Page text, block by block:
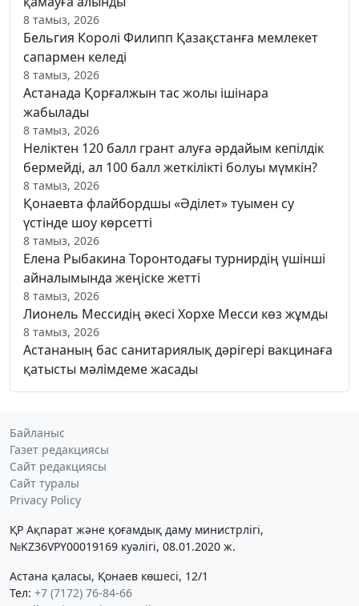
8 тамыз, 2026
Бельгия Королі Филипп Қазақстанға мемлекет
сапармен келеді
8 тамыз, 2026
Астанада Қорғалжын тас жолы ішінара
жабылады
8 тамыз, 2026
Неліктен 120 балл грант алуға әрдайым кепілдік
бермейді, ал 100 балл жеткілікті болуы мүмкін?
8 тамыз, 2026
Қонаевта флайбордшы «Әділет» туымен су
үстінде шоу көрсетті
8 тамыз, 2026
Елена Рыбакина Торонтодағы турнирдің үшінші
айналымында жеңіске жетті
8 тамыз, 2026
Лионель Мессидің әкесі Хорхе Месси көз жұмды
8 тамыз, 2026
Астананың бас санитариялық дәрігері вакцинаға
қатысты мәлімдеме жасады
Байланыс
Газет редакциясы
Сайт редакциясы
Сайт туралы
Privacy Policy
ҚР Ақпарат және қоғамдық даму министрлігі,
№KZ36VPY00019169 куәлігі, 08.01.2020 ж.
Астана қаласы, Қонаев көшесі, 12/1
Тел: +7 (7172) 76-84-66